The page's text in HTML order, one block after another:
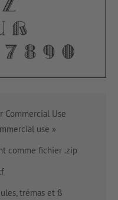
Commercial Use
use »
comme fichier .zip
trémas et ß